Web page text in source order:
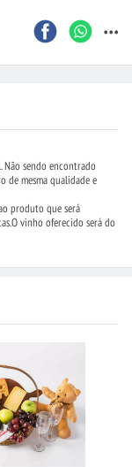
...
sendo encontrado
de mesma qualidade e
produto que será
vinho oferecido será do